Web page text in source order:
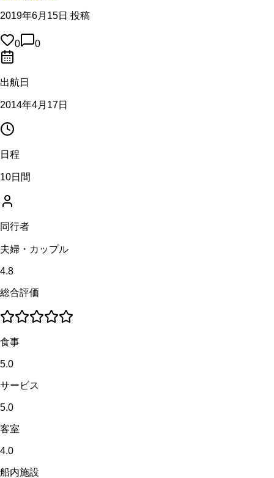
2019年6月15日 投稿
0 0
出航日
2014年4月17日
日程
10日間
同行者
夫婦・カップル
4.8
総合評価
食事
5.0
サービス
5.0
客室
4.0
船内施設